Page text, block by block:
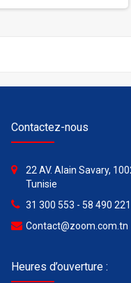
Contactez-nous
22 AV. Alain Savary,
Tunisie
31 300 553 - 58 490 221
Contact@zoom.com.tn
Heures d’ouverture :